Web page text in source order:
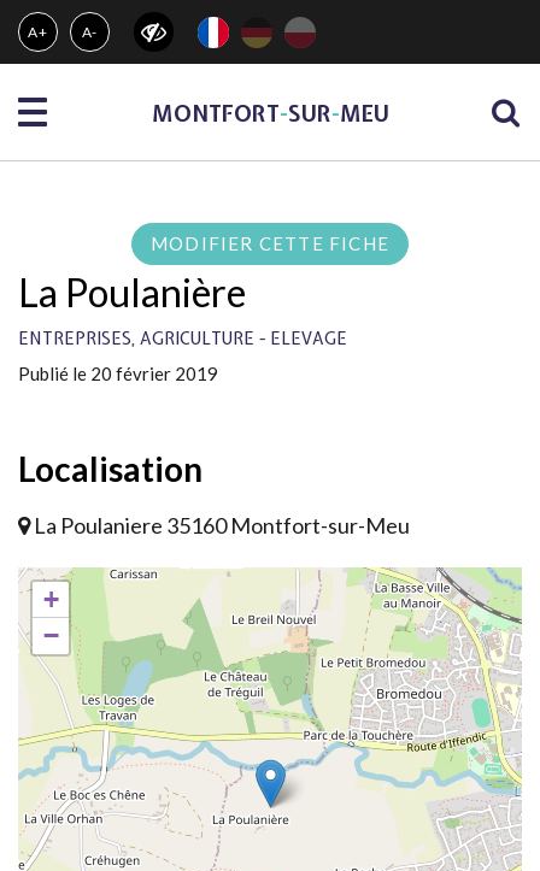
Gestion des traceurs
A+ A-
Menu MONTFORT-SUR-MEU
MODIFIER CETTE FICHE
La Poulanière
ENTREPRISES, AGRICULTURE - ELEVAGE
Publié le 20 février 2019
Localisation
La Poulaniere 35160 Montfort-sur-Meu
+
−